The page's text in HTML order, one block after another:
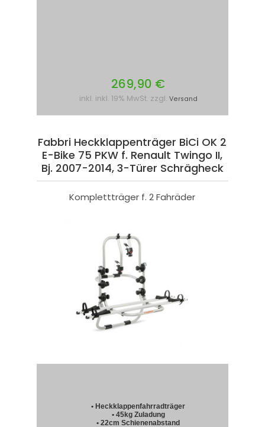
269,90 €
inkl. inkl. 19% MwSt. zzgl. Versand
Fabbri Heckklappenträger BiCi OK 2
E-Bike 75 PKW f. Renault Twingo II,
Bj. 2007-2014, 3-Türer Schrägheck
Komplettträger f. 2 Fahräder
• Heckklappenfahrradträger
• 45kg Zuladung
• 22cm Schienenabstand